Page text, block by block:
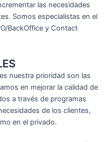
las necesidades
Somos especialistas en el
BackOffice y Contact
nuestra prioridad son las
en mejorar la calidad de
a través de programas
de los clientes,
en el privado.